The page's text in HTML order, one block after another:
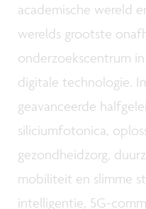
academische wereld
werelds grootste
onderzoekscentrum
digitale technologie.
geavanceerde
siliciumfotonica,
gezondheidzorg,
mobiliteit en slimme
intelligentie, 5G-